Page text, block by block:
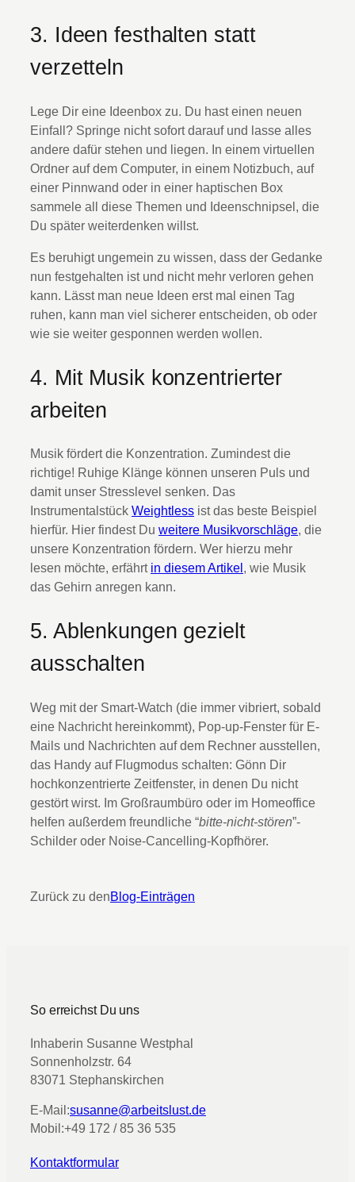
3. Ideen festhalten statt
verzetteln
Lege Dir eine Ideenbox zu. Du hast einen neuen
Einfall? Springe nicht sofort darauf und lasse alles
andere dafür stehen und liegen. In einem virtuellen
Ordner auf dem Computer, in einem Notizbuch, auf
einer Pinnwand oder in einer haptischen Box
sammele all diese Themen und Ideenschnipsel, die
Du später weiterdenken willst.
Es beruhigt ungemein zu wissen, dass der Gedanke
nun festgehalten ist und nicht mehr verloren gehen
kann. Lässt man neue Ideen erst mal einen Tag
ruhen, kann man viel sicherer entscheiden, ob oder
wie sie weiter gesponnen werden wollen.
4. Mit Musik konzentrierter
arbeiten
Musik fördert die Konzentration. Zumindest die
richtige! Ruhige Klänge können unseren Puls und
damit unser Stresslevel senken. Das
Instrumentalstück Weightless ist das beste Beispiel
hierfür. Hier findest Du weitere Musikvorschläge, die
unsere Konzentration fördern. Wer hierzu mehr
lesen möchte, erfährt in diesem Artikel , wie Musik
das Gehirn anregen kann.
5. Ablenkungen gezielt
ausschalten
Weg mit der Smart-Watch (die immer vibriert, sobald
eine Nachricht hereinkommt), Pop-up-Fenster für E-
Mails und Nachrichten auf dem Rechner ausstellen,
das Handy auf Flugmodus schalten: Gönn Dir
hochkonzentrierte Zeitfenster, in denen Du nicht
gestört wirst. Im Großraumbüro oder im Homeoffice
helfen außerdem freundliche “bitte-nicht-stören”-
Schilder oder Noise-Cancelling-Kopfhörer.
Zurück zu denBlog-Einträgen
So erreichst Du uns
Inhaberin Susanne Westphal
Sonnenholzstr. 64
83071 Stephanskirchen
E-Mail:susanne@arbeitslust.de
Mobil:+49 172 / 85 36 535
Kontaktformular